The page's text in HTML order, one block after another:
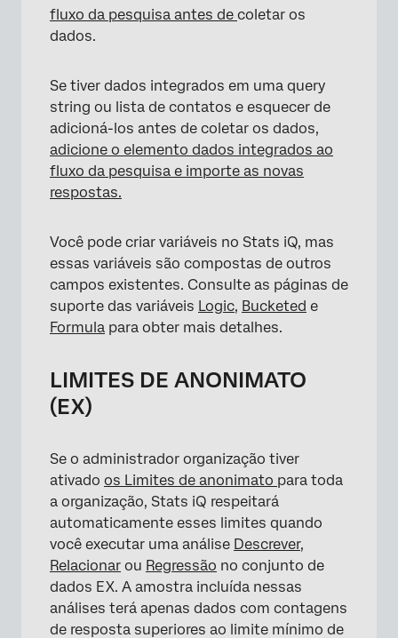
fluxo da pesquisa antes de coletar os
dados.
Se tiver dados integrados em uma query
string ou lista de contatos e esquecer de
adicioná-los antes de coletar os dados,
adicione o elemento dados integrados ao
fluxo da pesquisa e importe as novas
respostas.
Você pode criar variáveis no Stats iQ, mas
essas variáveis são compostas de outros
campos existentes. Consulte as páginas de
suporte das variáveis Logic, Bucketed e
Formula para obter mais detalhes.
LIMITES DE ANONIMATO
(EX)
Se o administrador organização tiver
ativado os Limites de anonimato para toda
a organização, Stats iQ respeitará
automaticamente esses limites quando
você executar uma análise Descrever,
Relacionar ou Regressão no conjunto de
dados EX. A amostra incluída nessas
análises terá apenas dados com contagens
de resposta superiores ao limite mínimo de